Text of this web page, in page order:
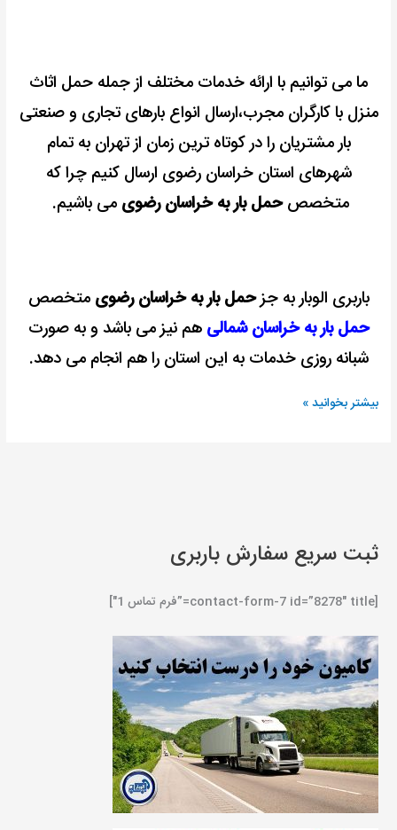
ما می توانیم با ارائه خدمات مختلف از جمله حمل اثاث
منزل با کارگران مجرب،ارسال انواع بارهای تجاری و صنعتی
بار مشتریان را در کوتاه ترین زمان از تهران به تمام
شهرهای استان خراسان رضوی ارسال کنیم چرا که
متخصصحمل بار به خراسان رضوی می باشیم.
باربری الوبار به جزحمل بار به خراسان رضوی متخصص
حمل بار به خراسان شمالی هم نیز می باشد و به صورت
شبانه روزی خدمات به این استان را هم انجام می دهد.
بیشتر بخوانید »
ثبت سریع سفارش باربری
[contact-form-7 id=”8278″ title=”فرم تماس 1″]